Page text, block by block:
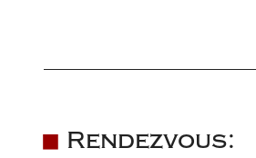
Rendezvous: